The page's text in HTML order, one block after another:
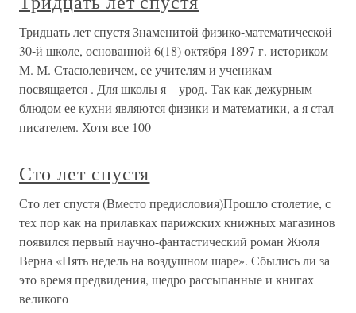
Тридцать лет спустя Знаменитой физико-математической
30-й школе, основанной 6(18) октября 1897 г. историком
М. М. Стасюлевичем, ее учителям и ученикам
посвящается . Для школы я – урод. Так как дежурным
блюдом ее кухни являются физики и математики, а я стал
писателем. Хотя все 100
Сто лет спустя
Сто лет спустя (Вместо предисловия)Прошло столетие, с
тех пор как на прилавках парижских книжных магазинов
появился первый научно-фантастический роман Жюля
Верна «Пять недель на воздушном шаре». Сбылись ли за
это время предвидения, щедро рассыпанные и книгах
великого